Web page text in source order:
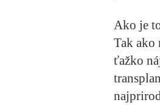
Ako je
Tak ako
ťažko